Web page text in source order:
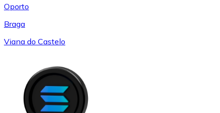
Oporto
Braga
Viana do Castelo